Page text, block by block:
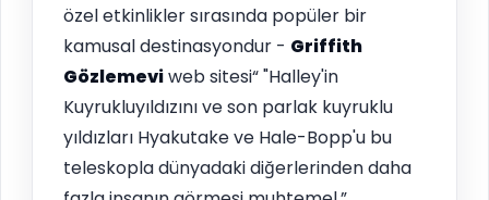
özel etkinlikler sırasında popüler bir
kamusal destinasyondur - Griffith
Gözlemeviweb sitesi“ "Halley'in
Kuyrukluyıldızını ve son parlak kuyruklu
yıldızları Hyakutake ve Hale-Bopp'u bu
teleskopla dünyadaki diğerlerinden daha